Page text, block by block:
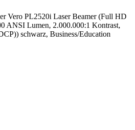
Vero PL2520i Laser Beamer (Full HD
ANSI Lumen, 2.000.000:1 Kontrast,
schwarz, Business/Education